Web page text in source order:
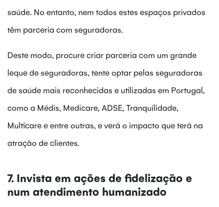
saúde. No entanto, nem todos estes espaços privados
têm parceria com seguradoras.
Deste modo, procure criar parceria com um grande
leque de seguradoras, tente optar pelas seguradoras
de saúde mais reconhecidas e utilizadas em Portugal,
como a Médis, Medicare, ADSE, Tranquilidade,
Multicare e entre outras, e verá o impacto que terá na
atração de clientes.
7. Invista em ações de fidelização e
num atendimento humanizado